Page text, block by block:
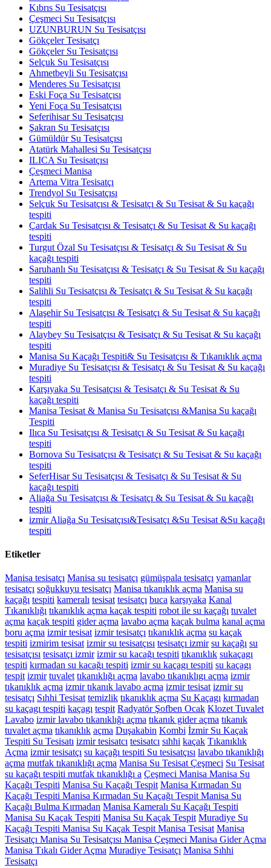
Kıbrıs Su Tesisatçısı
Çeşmeci Su Tesisatçısı
UZUNBURUN Su Tesisatçısı
Gökçeler Tesisatçı
Gökçeler Su Tesisatçısı
Selçuk Su Tesisatçısı
Ahmetbeyli Su Tesisatçısı
Menderes Su Tesisatçısı
Eski Foça Su Tesisatçısı
Yeni Foça Su Tesisatçısı
Seferihisar Su Tesisatçısı
Şakran Su Tesisatçısı
Gümüldür Su Tesisatçısı
Atatürk Mahallesi Su Tesisatçısı
ILICA Su Tesisatçısı
Çeşmeci Manisa
Artema Vitra Tesisatçı
Trendyol Su Tesisatçısı
Selçuk Su Tesisatçısı & Tesisatçı & Su Tesisat & Su kaçağı
tespiti
Çardak Su Tesisatçısı & Tesisatçı & Su Tesisat & Su kaçağı
tespiti
Turgut Özal Su Tesisatçısı & Tesisatçı & Su Tesisat & Su
kaçağı tespiti
Saruhanlı Su Tesisatçısı & Tesisatçı & Su Tesisat & Su kaçağı
tespiti
Salihli Su Tesisatçısı & Tesisatçı & Su Tesisat & Su kaçağı
tespiti
Alaşehir Su Tesisatçısı & Tesisatçı & Su Tesisat & Su kaçağı
tespiti
Alaybey Su Tesisatçısı & Tesisatçı & Su Tesisat & Su kaçağı
tespiti
Manisa Su Kaçağı Tespiti& Su Tesisatçısı & Tıkanıklık açma
Muradiye Su Tesisatçısı & Tesisatçı & Su Tesisat & Su kaçağı
tespiti
Karşıyaka Su Tesisatçısı & Tesisatçı & Su Tesisat & Su
kaçağı tespiti
Manisa Tesisat & Manisa Su Tesisatçısı &Manisa Su kaçağı
Tespiti
Ilıca Su Tesisatçısı & Tesisatçı & Su Tesisat & Su kaçağı
tespiti
Bornova Su Tesisatçısı & Tesisatçı & Su Tesisat & Su kaçağı
tespiti
SeferHisar Su Tesisatçısı & Tesisatçı & Su Tesisat & Su
kaçağı tespiti
Aliağa Su Tesisatçısı & Tesisatçı & Su Tesisat & Su kaçağı
tespiti
izmir Aliağa Su Tesisatçısı&Tesisatçı &Su Tesisat &Su kaçağı
tespiti
Etiketler
Manisa tesisatçı Manisa su tesisatçı gümüşpala tesisatçı yamanlar
tesisatçı soğukkuyu tesisatçı Manisa tıkanıklık açma Manisa su
kaçağı tespiti kameralı tesisat tesisatçı buca karşıyaka Kanal
Tıkanıklığı tıkanıklık açma kaçak tespiti robot ile su kaçağı tuvalet
açma kaçak tespiti gider açma lavabo açma kaçak bulma kanal açma
boru açma izmir tesisat izmir tesisatçı tıkanıklık açma su kaçak
tespiti izmirim tesisat izmir su tesisatçısı tesisatçı izmir su kaçağı su
tesisatçısı tesisatçı izmir izmir su kacağı tespiti tıkanıklık sukaçagı
tespiti kırmadan su kacağı tespiti izmir su kaçagı tespiti su kaçagı
tespit izmir tuvalet tıkanıklığı açma lavabo tıkanıklıgı açma izmir
tıkanıklık açma izmir tıkanık lavabo açma izmir tesisat izmir su
tesisatçı Sıhhi Tesisat temizlik tıkanıklık açma Su Kaçagı kırmadan
su kaçagı tespiti kaçagı tespit Radyatör Şofben Ocak KlozetTuvalet
Lavabo izmir lavabo tıkanıklığı açma tıkanık gider açma tıkanık
tuvalet açma tıkanıklık açma Duşakabin Kombi İzmir Su Kaçak
Tespiti Su Tesisatı izmir tesisatcı tesisatcı sıhhi kaçak Tıkanıklık
Açma izmir tesisatçı su kaçağı tespiti Su tesisatçısı lavabo tıkanıklığı
açma mutfak tıkanıklığı açma Manisa Su Tesisat Çeşmeci Su Tesisat
su kaçağı tespiti mutfak tıkanıklığı a Çeşmeci Manisa Manisa Su
Kaçağı Tespiti Manisa Su Kaçağı Tespit Manisa Kırmadan Su
Kaçağı Tespiti Manisa Kırmadan Su Kaçağı TespitManisa Su
Kaçağı Bulma Kırmadan Manisa Kameralı Su Kaçağı Tespiti
Manisa Su Kaçak Tespiti Manisa Su Kaçak Tespit Muradiye Su
Kaçağı Tespiti Manisa Su Kaçak TespitManisa Tesisat Manisa
Tesisatçı Manisa Su Tesisatçısı Manisa Çeşmeci Manisa Gider Açma
Manisa Tıkalı Gider Açma Muradiye Tesisatçı Manisa Sıhhi
Tesisatçı